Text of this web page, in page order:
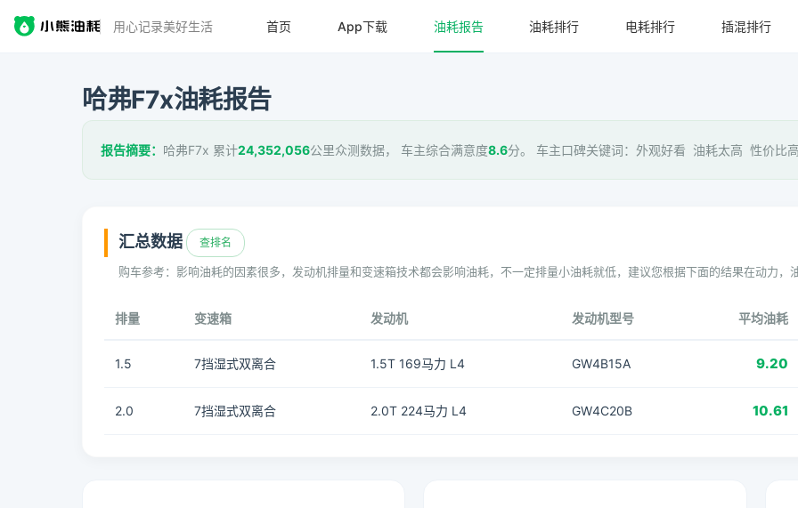
用心记录美好生活 首页 App下载 油耗报告 油耗排行 电耗排行 插混排行
哈弗F7x油耗报告
报告摘要： 哈弗F7x 累计24,352,056公里众测数据， 车主综合满意度8.6分。 车主口碑关键词：外观好看 油耗太高 性价
汇总数据 查排名
购车参考：影响油耗的因素很多，发动机排量和变速箱技术都会影响油耗，不一定排量小油耗就低，建议您根据下面的结果在动力
排量 变速箱 发动机 发动机型号 平均油耗
1.5 7挡湿式双离合 1.5T 169马力 L4 GW4B15A 9.20
2.0 7挡湿式双离合 2.0T 224马力 L4 GW4C20B 10.61